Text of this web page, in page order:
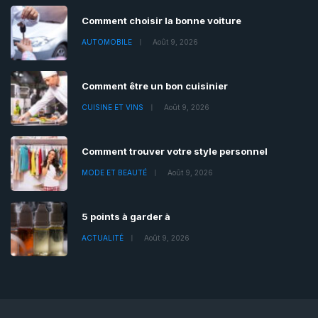
Comment choisir la bonne voiture
AUTOMOBILE Août 9, 2026
Comment être un bon cuisinier
CUISINE ET VINS Août 9, 2026
Comment trouver votre style personnel
MODE ET BEAUTÉ Août 9, 2026
5 points à garder à
ACTUALITÉ Août 9, 2026